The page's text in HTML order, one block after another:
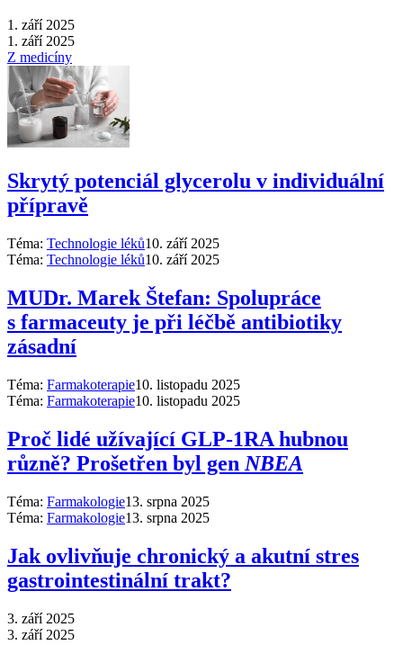
1. září 2025
1. září 2025
Z medicíny
Skrytý potenciál glycerolu v individuální
přípravě
Téma: Technologie léků10. září 2025
Téma: Technologie léků10. září 2025
MUDr. Marek Štefan: Spolupráce
s farmaceuty je při léčbě antibiotiky
zásadní
Téma: Farmakoterapie10. listopadu 2025
Téma: Farmakoterapie10. listopadu 2025
Proč lidé užívající GLP-1RA hubnou
různě? Prošetřen byl gen NBEA
Téma: Farmakologie13. srpna 2025
Téma: Farmakologie13. srpna 2025
Jak ovlivňuje chronický a akutní stres
gastrointestinální trakt?
3. září 2025
3. září 2025